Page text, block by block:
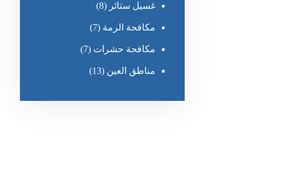
غسيل ستائر (8)
مكافحة الرمة (7)
مكافحة حشرات (7)
مناطق العين (13)